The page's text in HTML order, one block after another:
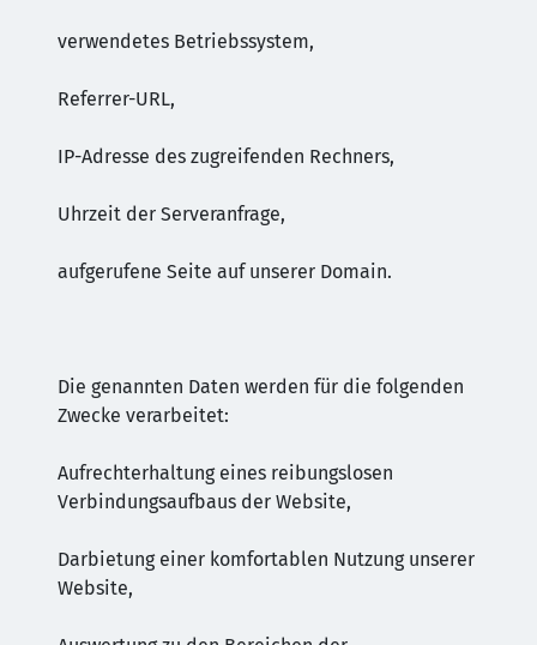
verwendetes Betriebssystem,
Referrer-URL,
IP-Adresse des zugreifenden Rechners,
Uhrzeit der Serveranfrage,
aufgerufene Seite auf unserer Domain.
Die genannten Daten werden für die folgenden
Zwecke verarbeitet:
Aufrechterhaltung eines reibungslosen
Verbindungsaufbaus der Website,
Darbietung einer komfortablen Nutzung unserer
Website,